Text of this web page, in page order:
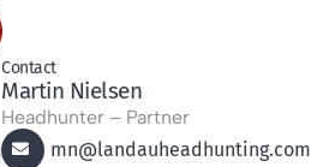
Contact
Martin Nielsen
Headhunter – Partner
mn@landauheadhunting.com